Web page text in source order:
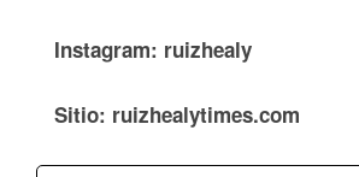
Instagram: ruizhealy
Sitio: ruizhealytimes.com